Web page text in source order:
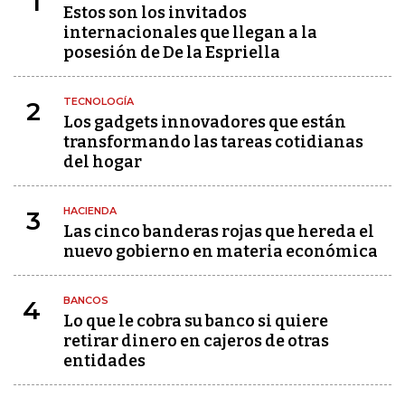
Estos son los invitados
internacionales que llegan a la
posesión de De la Espriella
2 TECNOLOGÍA
Los gadgets innovadores que están
transformando las tareas cotidianas
del hogar
3 HACIENDA
Las cinco banderas rojas que hereda el
nuevo gobierno en materia económica
4 BANCOS
Lo que le cobra su banco si quiere
retirar dinero en cajeros de otras
entidades